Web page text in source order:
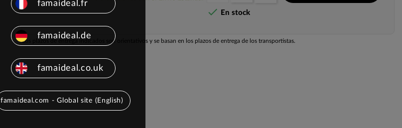
 En stock
Los plazos de entrega indicados son orientativos y se basan en los plazos de entrega de los transportistas.
famaideal.fr
famaideal.de
famaideal.co.uk
famaideal.com - Global site (English)